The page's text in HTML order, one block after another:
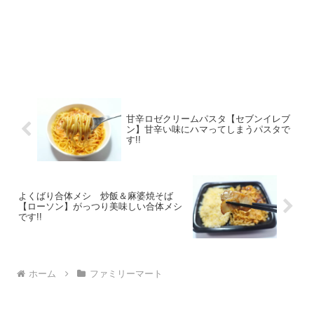
甘辛ロゼクリームパスタ【セブンイレブ
ン】甘辛い味にハマってしまうパスタで
す!!
よくばり合体メシ 炒飯＆麻婆焼そば
【ローソン】がっつり美味しい合体メシ
です!!
ホーム ファミリーマート